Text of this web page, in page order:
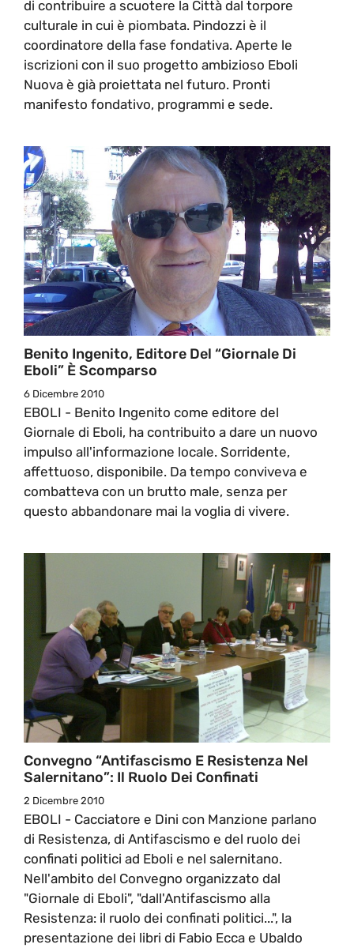
di contribuire a scuotere la Città dal torpore
culturale in cui è piombata. Pindozzi è il
coordinatore della fase fondativa. Aperte le
iscrizioni con il suo progetto ambizioso Eboli
Nuova è già proiettata nel futuro. Pronti
manifesto fondativo, programmi e sede.
Benito Ingenito, Editore Del “Giornale Di
Eboli” È Scomparso
6 Dicembre 2010
EBOLI - Benito Ingenito come editore del
Giornale di Eboli, ha contribuito a dare un nuovo
impulso all'informazione locale. Sorridente,
affettuoso, disponibile. Da tempo conviveva e
combatteva con un brutto male, senza per
questo abbandonare mai la voglia di vivere.
Convegno “Antifascismo E Resistenza Nel
Salernitano”: Il Ruolo Dei Confinati
2 Dicembre 2010
EBOLI - Cacciatore e Dini con Manzione parlano
di Resistenza, di Antifascismo e del ruolo dei
confinati politici ad Eboli e nel salernitano.
Nell'ambito del Convegno organizzato dal
"Giornale di Eboli", "dall'Antifascismo alla
Resistenza: il ruolo dei confinati politici...", la
presentazione dei libri di Fabio Ecca e Ubaldo